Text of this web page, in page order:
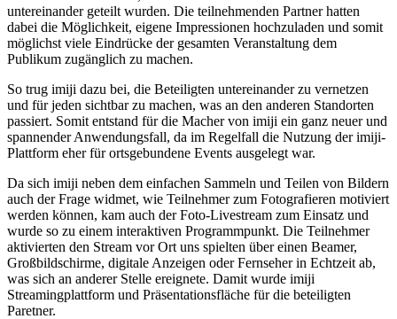
untereinander geteilt wurden. Die teilnehmenden Partner hatten
dabei die Möglichkeit, eigene Impressionen hochzuladen und somit
möglichst viele Eindrücke der gesamten Veranstaltung dem
Publikum zugänglich zu machen.
So trug imiji dazu bei, die Beteiligten untereinander zu vernetzen
und für jeden sichtbar zu machen, was an den anderen Standorten
passiert. Somit entstand für die Macher von imiji ein ganz neuer und
spannender Anwendungsfall, da im Regelfall die Nutzung der imiji-
Plattform eher für ortsgebundene Events ausgelegt war.
Da sich imiji neben dem einfachen Sammeln und Teilen von Bildern
auch der Frage widmet, wie Teilnehmer zum Fotografieren motiviert
werden können, kam auch der Foto-Livestream zum Einsatz und
wurde so zu einem interaktiven Programmpunkt. Die Teilnehmer
aktivierten den Stream vor Ort uns spielten über einen Beamer,
Großbildschirme, digitale Anzeigen oder Fernseher in Echtzeit ab,
was sich an anderer Stelle ereignete. Damit wurde imiji
Streamingplattform und Präsentationsfläche für die beteiligten
Paretner.